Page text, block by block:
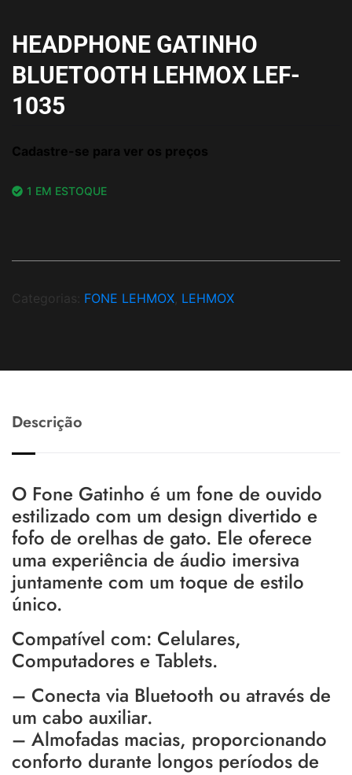
HEADPHONE GATINHO
BLUETOOTH LEHMOX LEF-
1035
Cadastre-se para ver os preços
1 EM ESTOQUE
Categorias: FONE LEHMOX LEHMOX
Descrição
O Fone Gatinho é um fone de ouvido
estilizado com um design divertido e
fofo de orelhas de gato. Ele oferece
uma experiência de áudio imersiva
juntamente com um toque de estilo
único.
Compatível com: Celulares,
Computadores e Tablets.
– Conecta via Bluetooth ou através de
um cabo auxiliar.
– Almofadas macias, proporcionando
conforto durante longos períodos de